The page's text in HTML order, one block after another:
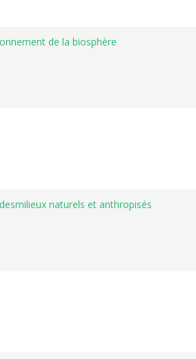
de la biosphère
naturels et anthropisés